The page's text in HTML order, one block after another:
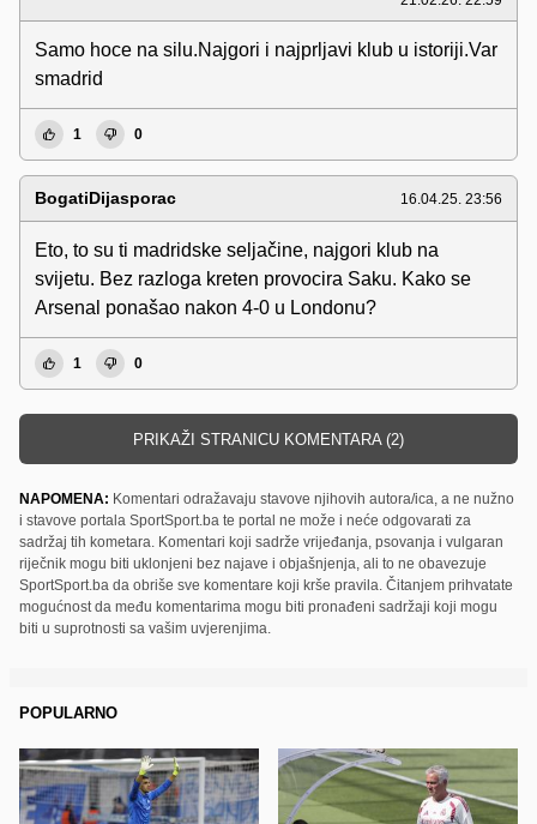
Samo hoce na silu.Najgori i najprljavi klub u istoriji.Var
smadrid
1 0
BogatiDijasporac 16.04.25. 23:56
Eto, to su ti madridske seljačine, najgori klub na
svijetu. Bez razloga kreten provocira Saku. Kako se
Arsenal ponašao nakon 4-0 u Londonu?
1 0
PRIKAŽI STRANICU KOMENTARA (2)
NAPOMENA: Komentari odražavaju stavove njihovih autora/ica, a ne nužno
i stavove portala SportSport.ba te portal ne može i neće odgovarati za
sadržaj tih kometara. Komentari koji sadrže vrijeđanja, psovanja i vulgaran
riječnik mogu biti uklonjeni bez najave i objašnjenja, ali to ne obavezuje
SportSport.ba da obriše sve komentare koji krše pravila. Čitanjem prihvatate
mogućnost da među komentarima mogu biti pronađeni sadržaji koji mogu
biti u suprotnosti sa vašim uvjerenjima.
POPULARNO